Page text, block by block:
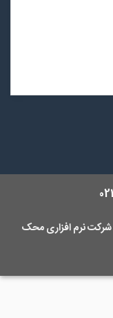
شرکت نرم افزاری محک